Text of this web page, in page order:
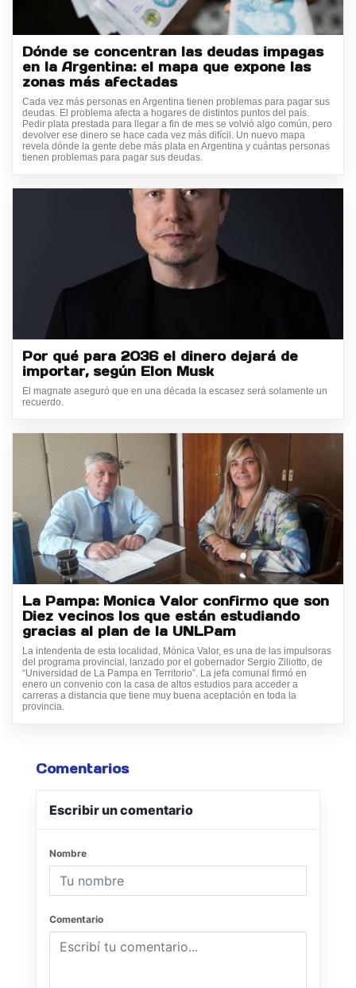
Dónde se concentran las deudas impagas
en la Argentina: el mapa que expone las
zonas más afectadas
Cada vez más personas en Argentina tienen problemas para pagar sus
deudas. El problema afecta a hogares de distintos puntos del país.
Pedir plata prestada para llegar a fin de mes se volvió algo común, pero
devolver ese dinero se hace cada vez más difícil. Un nuevo mapa
revela dónde la gente debe más plata en Argentina y cuántas personas
tienen problemas para pagar sus deudas.
Por qué para 2036 el dinero dejará de
importar, según Elon Musk
El magnate aseguró que en una década la escasez será solamente un
recuerdo.
La Pampa: Monica Valor confirmo que son
Diez vecinos los que están estudiando
gracias al plan de la UNLPam
La intendenta de esta localidad, Mónica Valor, es una de las impulsoras
del programa provincial, lanzado por el gobernador Sergio Ziliotto, de
“Universidad de La Pampa en Territorio”. La jefa comunal firmó en
enero un convenio con la casa de altos estudios para acceder a
carreras a distancia que tiene muy buena aceptación en toda la
provincia.
Comentarios
Escribir un comentario
Nombre
Comentario